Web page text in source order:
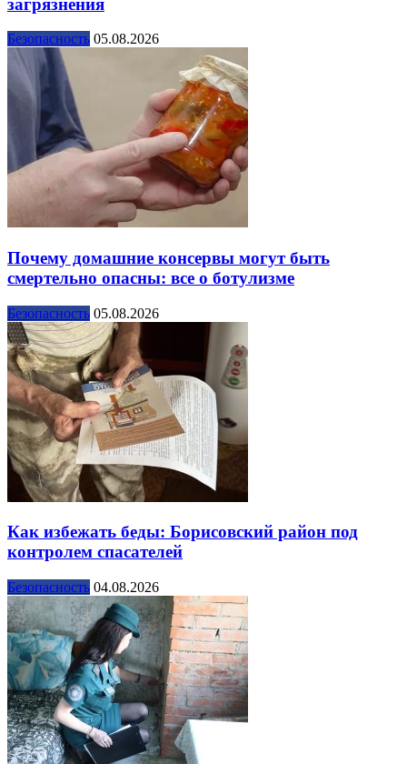
Безопасность 05.08.2026
Почему домашние консервы могут быть
смертельно опасны: все о ботулизме
Безопасность 05.08.2026
Как избежать беды: Борисовский район под
контролем спасателей
Безопасность 04.08.2026